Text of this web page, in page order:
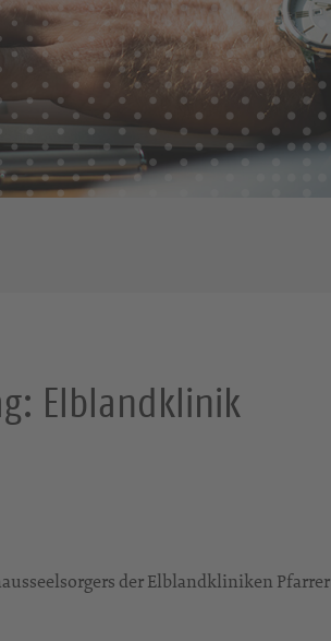
Elblandklinik
der Elblandkliniken Pfarrer